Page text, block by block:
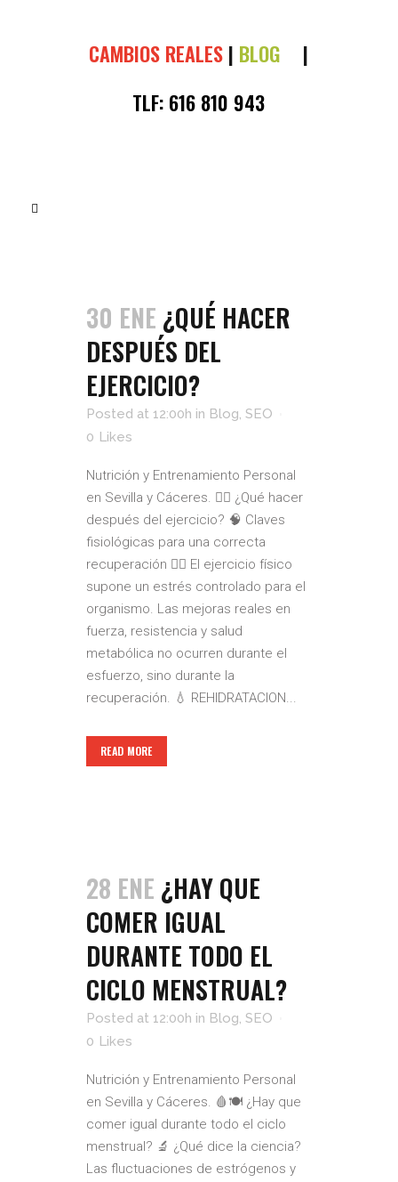
CAMBIOS REALES | BLOG
|
TLF: 616 810 943
30 ENE ¿QUÉ HACER
DESPUÉS DEL
EJERCICIO?
Posted at 12:00h in Blog, SEO
0 Likes
Nutrición y Entrenamiento Personal
en Sevilla y Cáceres. 🏃‍♂️ ¿Qué hacer
después del ejercicio? 🧠 Claves
fisiológicas para una correcta
recuperación 🚴‍♂️ El ejercicio físico
supone un estrés controlado para el
organismo. Las mejoras reales en
fuerza, resistencia y salud
metabólica no ocurren durante el
esfuerzo, sino durante la
recuperación. 💧 REHIDRATACION...
READ MORE
28 ENE ¿HAY QUE
COMER IGUAL
DURANTE TODO EL
CICLO MENSTRUAL?
Posted at 12:00h in Blog, SEO
0 Likes
Nutrición y Entrenamiento Personal
en Sevilla y Cáceres. 🩸🍽️ ¿Hay que
comer igual durante todo el ciclo
menstrual? 🔬 ¿Qué dice la ciencia?
Las fluctuaciones de estrógenos y